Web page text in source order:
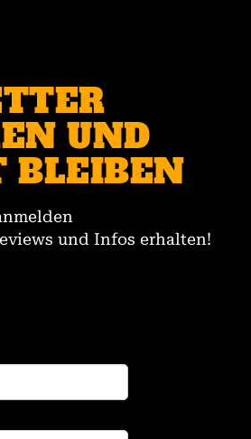
UND
BLEIBEN
und Infos erhalten!